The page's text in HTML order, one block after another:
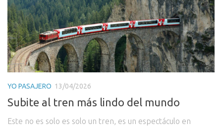
YO PASAJERO 13/04/2026
Subite al tren más lindo del mundo
Este no es solo es solo un tren, es un espectáculo en